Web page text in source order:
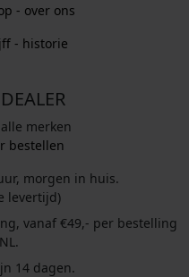
- over ons
- historie
merken
bestellen
morgen in huis.
levertijd)
vanaf €49,- per bestelling
14 dagen.